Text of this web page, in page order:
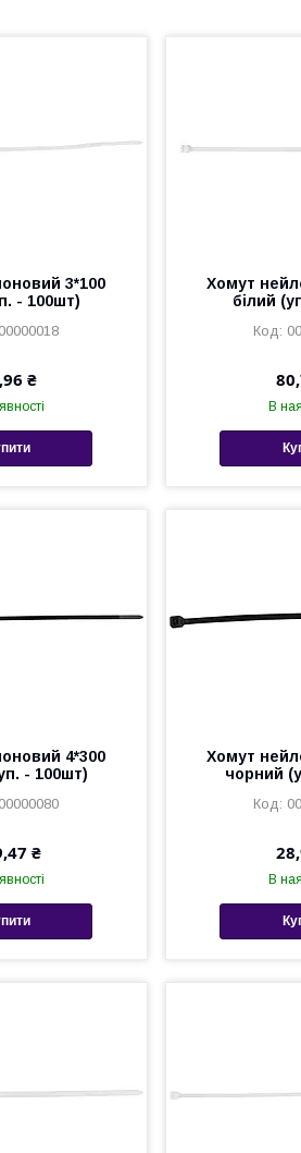
3*100
- 100шт)
₴
Хомут
білий
В
4*300
- 100шт)
₴
Хомут
чорний
В